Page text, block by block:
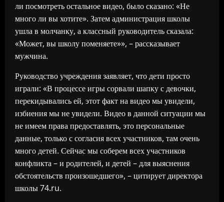
ли посмотреть остальное видео, было сказано: «Не
много ли вы хотите». Затем администрация школы
ушла в молчанку, а классный руководитель сказала:
«Может, вы школу поменяете»», – рассказывает
мужчина.
Руководство учреждения заявляет, что дети просто
играли: «В процессе игры сорвали шапку с девочки,
перекидывались ей, этот факт на видео мы увидели,
избиения мы не увидели. Видео в данной ситуации мы
не имеем права предоставлять, это персональные
данные, только с согласия всех участников, там очень
много детей. Сейчас мы соберем всех участников
конфликта – и родителей, и детей – для выяснения
обстоятельств произошедшего», – цитирует директора
школы 74.ru.